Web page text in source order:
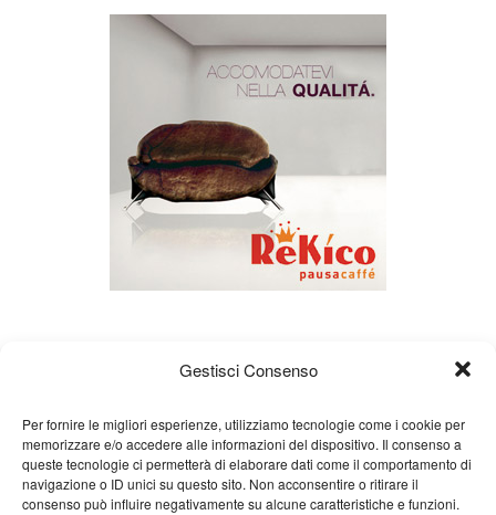
Gestisci Consenso
Per fornire le migliori esperienze, utilizziamo tecnologie come i cookie per
memorizzare e/o accedere alle informazioni del dispositivo. Il consenso a
queste tecnologie ci permetterà di elaborare dati come il comportamento di
navigazione o ID unici su questo sito. Non acconsentire o ritirare il
consenso può influire negativamente su alcune caratteristiche e funzioni.
Chi siamo Gian Carlo Minardi
Gear